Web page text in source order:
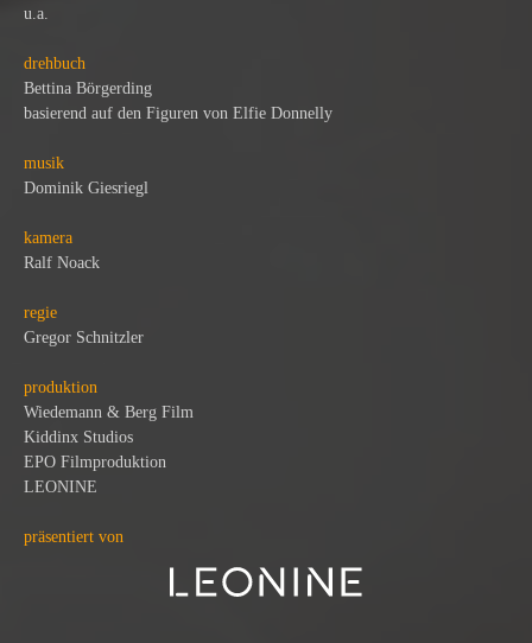
u.a.
drehbuch
Bettina Börgerding
basierend auf den Figuren von Elfie Donnelly
musik
Dominik Giesriegl
kamera
Ralf Noack
regie
Gregor Schnitzler
produktion
Wiedemann & Berg Film
Kiddinx Studios
EPO Filmproduktion
LEONINE
präsentiert von